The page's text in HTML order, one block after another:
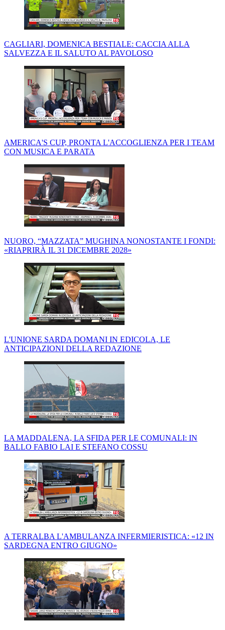
CAGLIARI, DOMENICA BESTIALE: CACCIA ALLA
SALVEZZA E IL SALUTO AL PAVOLOSO
AMERICA'S CUP, PRONTA L'ACCOGLIENZA PER I TEAM
CON MUSICA E PARATA
NUORO, “MAZZATA” MUGHINA NONOSTANTE I FONDI:
«RIAPRIRÀ IL 31 DICEMBRE 2028»
L'UNIONE SARDA DOMANI IN EDICOLA, LE
ANTICIPAZIONI DELLA REDAZIONE
LA MADDALENA, LA SFIDA PER LE COMUNALI: IN
BALLO FABIO LAI E STEFANO COSSU
A TERRALBA L'AMBULANZA INFERMIERISTICA: «12 IN
SARDEGNA ENTRO GIUGNO»